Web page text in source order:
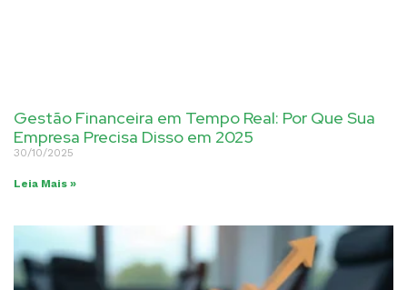
Gestão Financeira em Tempo Real: Por Que Sua
Empresa Precisa Disso em 2025
30/10/2025
Leia Mais »